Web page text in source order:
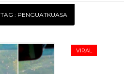
TAG : PENGUATKUASA
VIRAL